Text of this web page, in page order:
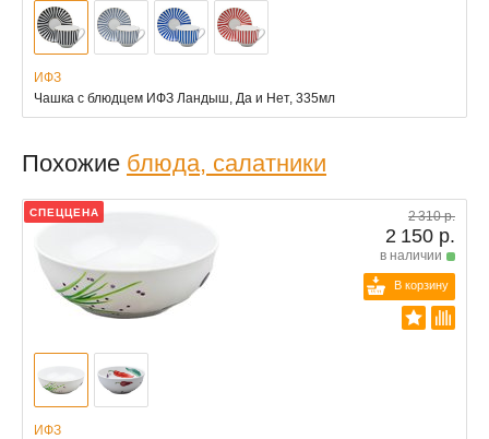
ИФЗ
Чашка с блюдцем ИФЗ Ландыш, Да и Нет, 335мл
Похожие блюда, салатники
СПЕЦЦЕНА 2 310 р.
2 150 р.
в наличии
В корзину
ИФЗ